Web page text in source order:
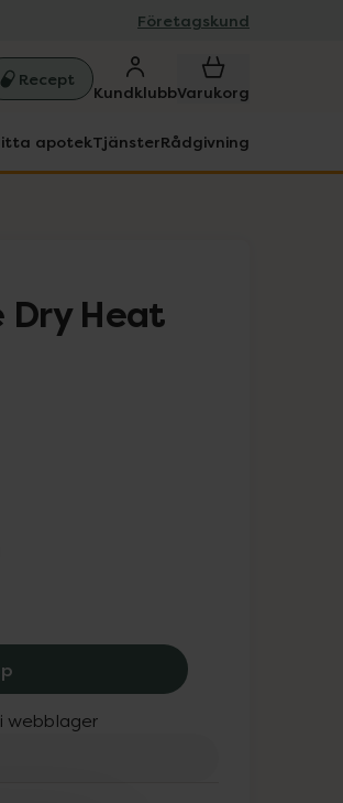
Företagskund
Recept
KundklubbVarukorg
apotekTjänsterRådgivning
Dry Heat
Bobbys Hair Care Care Dry Heat
i webblager